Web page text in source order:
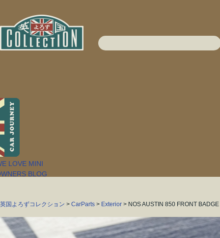
英国よろずコレクション > CarParts > Exterior > NOS AUSTIN 850 FRONT BADGE